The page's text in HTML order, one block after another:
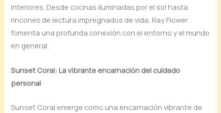
interiores. Desde cocinas iluminadas por el sol hasta
rincones de lectura impregnados de vida, Ray Flower
fomenta una profunda conexión con el entorno y el mundo
en general.
Sunset Coral: La vibrante encarnación del cuidado
personal
Sunset Coral emerge como una encarnación vibrante de